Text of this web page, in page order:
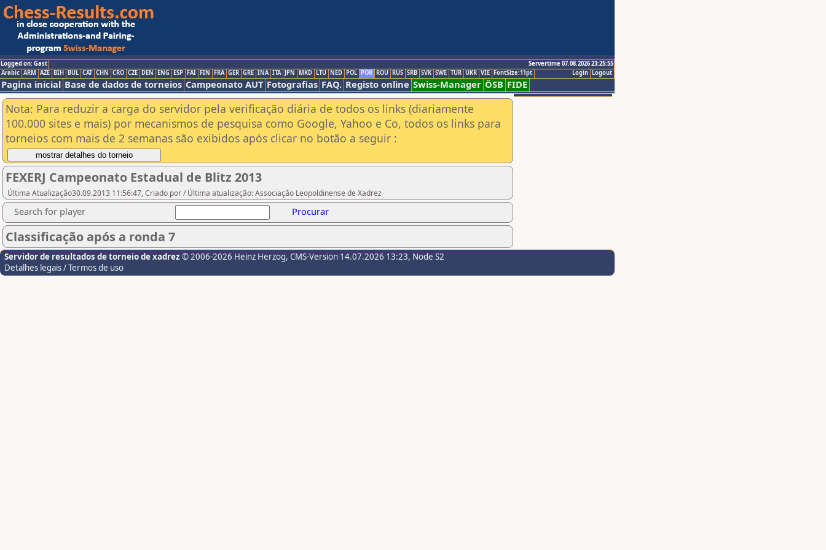
Logged on: Gast
Servertime 07.08.2026 23:25:55
Logout
Login
Arabic ARM AZE BIH BUL CAT CHN CRO CZE DEN ENG ESP FAI FIN FRA GER GRE INA ITA JPN MKD LTU NED POL POR ROU RUS SRB SVK SWE TUR UKR VIE FontSize:11pt
Pagina inicial Base de dados de torneios Campeonato AUT Fotografias FAQ. Registo online Swiss-Manager ÖSB FIDE
Nota: Para reduzir a carga do servidor pela verificação diária de todos os links (diariamente
100.000 sites e mais) por mecanismos de pesquisa como Google, Yahoo e Co, todos os links para
torneios com mais de 2 semanas são exibidos após clicar no botão a seguir :
FEXERJ Campeonato Estadual de Blitz 2013
Última Atualização30.09.2013 11:56:47, Criado por / Última atualização: Associação Leopoldinense de Xadrez
Search for player Procurar
Classificação após a ronda 7
Servidor de resultados de torneio de xadrez © 2006-2026 Heinz Herzog, CMS-Version 14.07.2026 13:23, Node S2
Detalhes legais / Termos de uso